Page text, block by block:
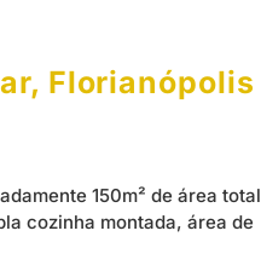
Florianópolis
150m² de área total
cozinha montada, área de